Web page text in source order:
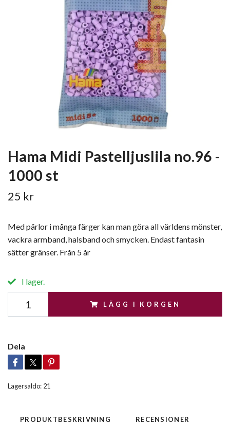
Hama Midi Pastelljuslila no.96 -
1000 st
25 kr
Med pärlor i många färger kan man göra all världens mönster,
vackra armband, halsband och smycken. Endast fantasin
sätter gränser. Från 5 år
I lager.
LÄGG I KORGEN
Dela
Lagersaldo: 21
PRODUKTBESKRIVNING RECENSIONER